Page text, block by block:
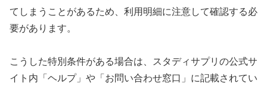
てしまうことがあるため、利用明細に注意して確認する必
要があります。
こうした特別条件がある場合は、スタディサプリの公式サ
イト内「ヘルプ」や「お問い合わせ窓口」に記載されてい